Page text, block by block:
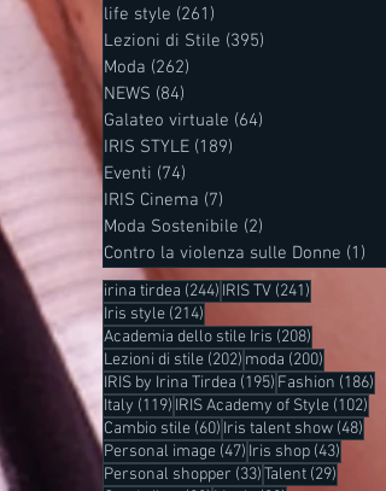
life style (261)
Lezioni di Stile (395)
Moda (262)
NEWS (84)
Galateo virtuale (64)
IRIS STYLE (189)
Eventi (74)
IRIS Cinema (7)
Moda Sostenibile (2)
Contro la violenza sulle Donne (1)
irina tirdea (244) 244 post
IRIS TV (241)
Iris style (214)
Academia dello stile Iris (208)
Lezioni di stile (202) 202 post
moda (200)
IRIS by Irina Tirdea (195) 195 post
Fashion (186)
Italy (119) 119 post
IRIS Academy of Style (102)
Cambio stile (60) 60 post
Iris talent show (48)
Personal image (47) 47 post
Iris shop (43)
Personal shopper (33)33 post
Talent (29)